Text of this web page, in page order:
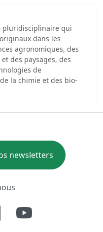
pluridisciplinaire qui
dans les
agronomiques, des
des paysages, des
de
la chimie et des bio-
newsletters